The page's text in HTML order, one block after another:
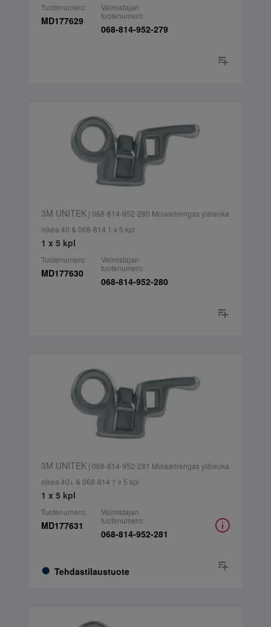
Tuotenumero:
MD177629
Valmistajan
tuotenumero:
068-814-952-279
3M UNITEK| 068-814-952-280 Molaarirengas yläleuka
oikea 40 & 068-814 1 x 5 kpl
1 x 5 kpl
Tuotenumero:
MD177630
Valmistajan
tuotenumero:
068-814-952-280
3M UNITEK| 068-814-952-281 Molaarirengas yläleuka
oikea 40+ & 068-814 1 x 5 kpl
1 x 5 kpl
Tuotenumero:
MD177631
Tehdastilaustuote
Valmistajan
tuotenumero:
068-814-952-281